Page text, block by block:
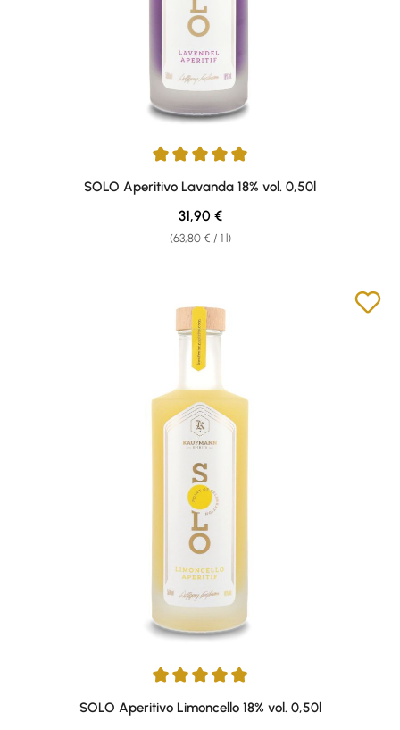
SOLO Aperitivo Lavanda 18% vol. 0,50l
(63,80 € / 1 l)
Regular price:
31,90 €
SOLO Aperitivo Limoncello 18% vol. 0,50l